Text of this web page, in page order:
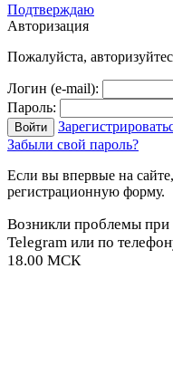
Подтверждаю
Авторизация
Пожалуйста,
Логин (e-mail):
Пароль:
Забыли свой пароль?
Если вы впервые на
регистрационную форму.
Возникли проблемы при
Telegram или по
18.00 МСК